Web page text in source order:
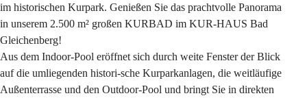
im historischen Kurpark. Genießen Sie das prachtvolle Panorama
in unserem 2.500 m² großen KURBAD im KUR-HAUS Bad
Gleichenberg!
Aus dem Indoor-Pool eröffnet sich durch weite Fenster der Blick
auf die umliegenden histori-sche Kurparkanlagen, die weitläufige
Außenterrasse und den Outdoor-Pool und bringt Sie in direkten